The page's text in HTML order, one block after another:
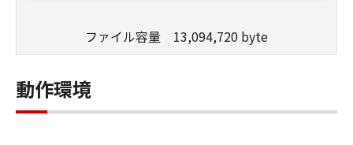
ていかなる保証もいたしません。
キヤノン、キヤノンマーケティングジャパ
ン株式会社およびキヤノンのライセンサー
は、本ソフトウェアの使用に付随または関
連して生ずる直接的または間接的な損失、
ファイル容量 13,094,720 byte
動作環境